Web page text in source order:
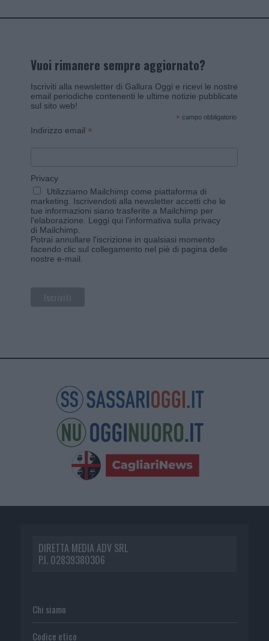
Vuoi rimanere sempre aggiornato?
Iscriviti alla newsletter di Gallura Oggi e ricevi le nostre
email periodiche contenenti le ultime notizie pubblicate
sul sito web!
* campo obbligatorio
Indirizzo email *
Privacy
Utilizziamo Mailchimp come piattaforma di
marketing. Iscrivendoti alla newsletter accetti che le
tue informazioni siano trasferite a Mailchimp per
l'elaborazione. Leggi qui l'informativa sulla privacy
di Mailchimp
Potrai annullare l'iscrizione in qualsiasi momento
facendo clic sul collegamento nel piè di pagina delle
nostre e-mail.
DIRETTA MEDIA ADV SRL
P.I. 02839380306
Chi siamo
Codice etico